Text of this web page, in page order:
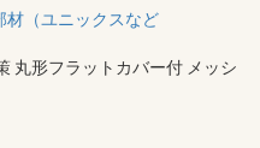
材（ユニックスなど
丸形フラットカバー付 メッシ